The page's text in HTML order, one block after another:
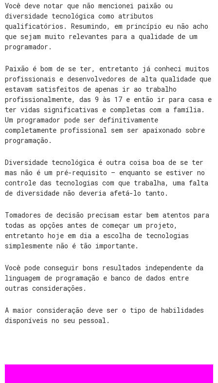
Você deve notar que não mencionei paixão ou
diversidade tecnológica como atributos
qualificatórios. Resumindo, em princípio eu não acho
que sejam muito relevantes para a qualidade de um
programador.
Paixão é bom de se ter, entretanto já conheci muitos
profissionais e desenvolvedores de alta qualidade que
estavam satisfeitos de apenas ir ao trabalho
profissionalmente, das 9 às 17 e então ir para casa e
ter vidas significativas e completas com a família.
Um programador pode ser definitivamente
completamente profissional sem ser apaixonado sobre
programação.
Diversidade tecnológica é outra coisa boa de se ter
mas não é um pré-requisito – enquanto se estiver no
controle das tecnologias com que trabalha, uma falta
de diversidade não deveria afetá-lo tanto.
Tomadores de decisão precisam estar bem atentos para
todas as opções antes de começar um projeto,
entretanto hoje em dia a escolha de tecnologias
simplesmente não é tão importante.
Você pode conseguir bons resultados independente da
linguagem de programação e banco de dados entre
outras considerações.
A maior consideração deve ser o tipo de habilidades
disponíveis no seu pessoal.